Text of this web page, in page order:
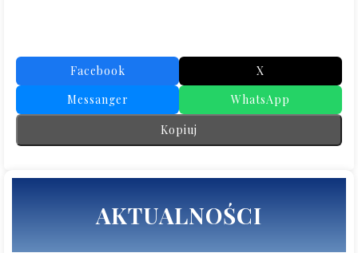
AKTUALNOŚCI
Facebook
X
Messanger
WhatsApp
Kopiuj